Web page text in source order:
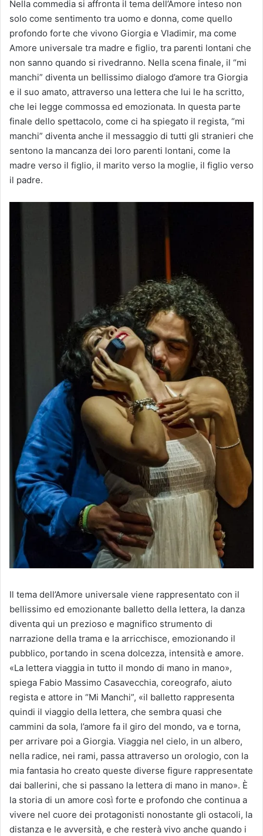
Nella commedia si affronta il tema dell’Amore inteso non
solo come sentimento tra uomo e donna, come quello
profondo forte che vivono Giorgia e Vladimir, ma come
Amore universale tra madre e figlio, tra parenti lontani che
non sanno quando si rivedranno. Nella scena finale, il “mi
manchi” diventa un bellissimo dialogo d’amore tra Giorgia
e il suo amato, attraverso una lettera che lui le ha scritto,
che lei legge commossa ed emozionata. In questa parte
finale dello spettacolo, come ci ha spiegato il regista, “mi
manchi” diventa anche il messaggio di tutti gli stranieri che
sentono la mancanza dei loro parenti lontani, come la
madre verso il figlio, il marito verso la moglie, il figlio verso
il padre.
Il tema dell’Amore universale viene rappresentato con il
bellissimo ed emozionante balletto della lettera, la danza
diventa qui un prezioso e magnifico strumento di
narrazione della trama e la arricchisce, emozionando il
pubblico, portando in scena dolcezza, intensità e amore.
«La lettera viaggia in tutto il mondo di mano in mano»,
spiega Fabio Massimo Casavecchia, coreografo, aiuto
regista e attore in “Mi Manchi”, «il balletto rappresenta
quindi il viaggio della lettera, che sembra quasi che
cammini da sola, l’amore fa il giro del mondo, va e torna,
per arrivare poi a Giorgia. Viaggia nel cielo, in un albero,
nella radice, nei rami, passa attraverso un orologio, con la
mia fantasia ho creato queste diverse figure rappresentate
dai ballerini, che si passano la lettera di mano in mano». È
la storia di un amore così forte e profondo che continua a
vivere nel cuore dei protagonisti nonostante gli ostacoli, la
distanza e le avversità, e che resterà vivo anche quando i